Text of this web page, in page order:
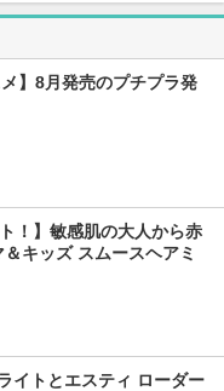
ン トーンアップCC
ウォータフルトーン
アップサンクリーム
d'Alba(ダルバ)
】8月発売のプチプラ発
！】敏感肌の大人から赤
キッズ スムースヘアミ
イトとエスティ ローダー